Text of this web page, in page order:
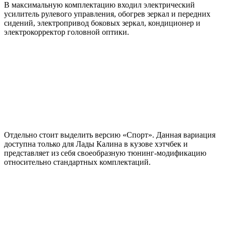
В максимальную комплектацию входил электрический
усилитель рулевого управления, обогрев зеркал и передних
сидений, электропривод боковых зеркал, кондиционер и
электрокорректор головной оптики.
Отдельно стоит выделить версию «Спорт». Данная вариация
доступна только для Лады Калина в кузове хэтчбек и
представляет из себя своеобразную тюнинг-модификацию
относительно стандартных комплектаций.